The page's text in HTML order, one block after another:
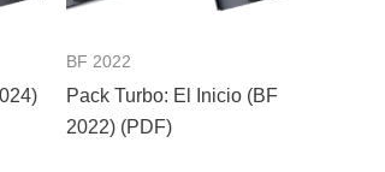
141USD.
BF 2022
Pack Turbo: El Inicio (BF
2022) (PDF)